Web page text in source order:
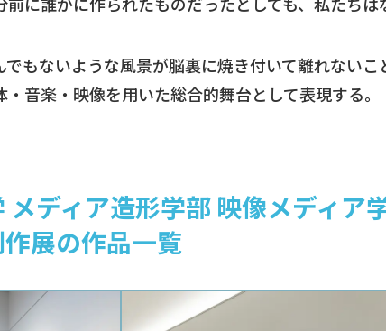
でもないような風景が脳裏に焼き付いて離れない
・音楽・映像を用いた総合的舞台として表現する。
ディア造形学部 映像メディア
展の作品一覧